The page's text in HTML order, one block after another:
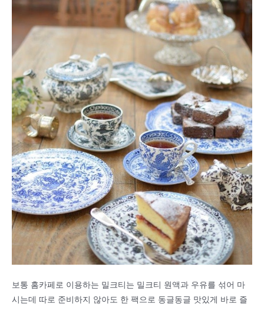
보통 홈카페로 이용하는 밀크티는 밀크티 원액과 우유를 섞어 마
시는데 따로 준비하지 않아도 한 팩으로 동글동글 맛있게 바로 즐